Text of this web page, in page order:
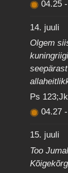
04.25
14. juuli
Olgem
Ps
04.27-
15. juuli
Too